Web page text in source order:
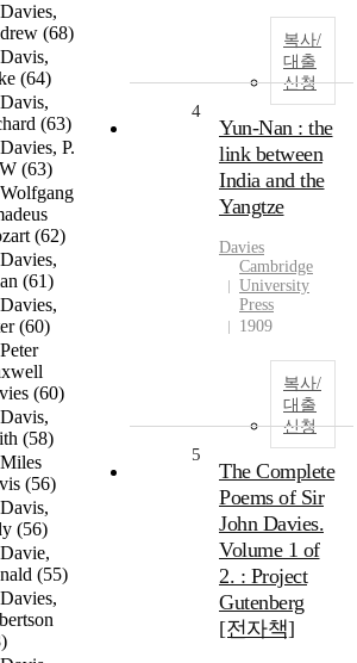
Davies,
(68)
Davis,
(64)
Davis,
(63)
Davies, P.
(63)
Wolfgang
(62)
Davies,
(61)
Davies,
(60)
Peter
(60)
Davis,
(58)
Miles
(56)
Davis,
(56)
Davie,
(55)
Davies,
복사/
대출
신청
4
Yun-Nan : the
link between
India and the
Yangtze
Davies
Cambridge
University
Press
1909
복사/
대출
신청
5
The Complete
Poems of Sir
John Davies.
Volume 1 of
2. : Project
Gutenberg
[전자책]